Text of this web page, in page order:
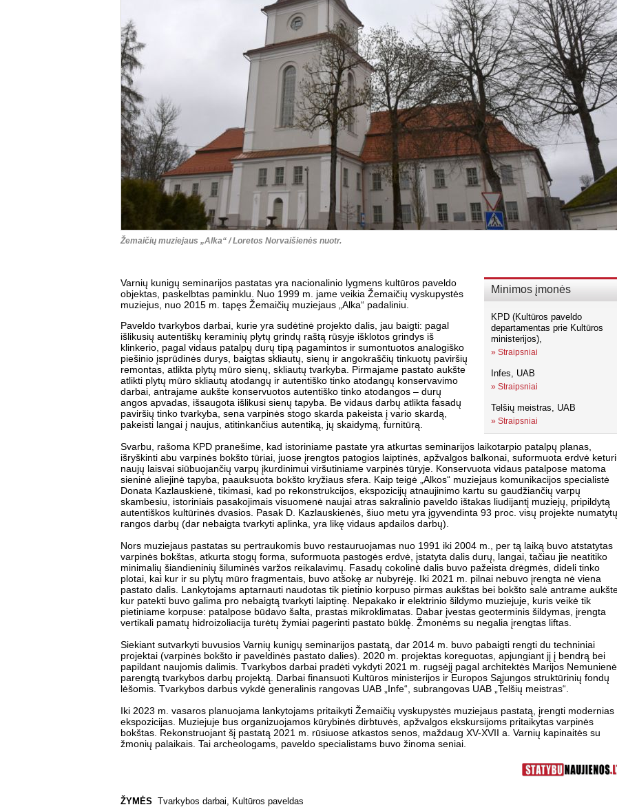
Žemaičių muziejaus „Alka“ / Loretos Norvaišienės nuotr.
Minimos įmonės
KPD (Kultūros paveldo
departamentas prie Kultūros
ministerijos),
» Straipsniai
Infes, UAB
» Straipsniai
Telšių meistras, UAB
» Straipsniai
Varnių kunigų seminarijos pastatas yra nacionalinio lygmens kultūros paveldo
objektas, paskelbtas paminklu. Nuo 1999 m. jame veikia Žemaičių vyskupystės
muziejus, nuo 2015 m. tapęs Žemaičių muziejaus „Alka“ padaliniu.
Paveldo tvarkybos darbai, kurie yra sudėtinė projekto dalis, jau baigti: pagal
išlikusių autentiškų keraminių plytų grindų raštą rūsyje išklotos grindys iš
klinkerio, pagal vidaus patalpų durų tipą pagamintos ir sumontuotos analogiško
piešinio įsprūdinės durys, baigtas skliautų, sienų ir angokraščių tinkuotų paviršių
remontas, atlikta plytų mūro sienų, skliautų tvarkyba. Pirmajame pastato aukšte
atlikti plytų mūro skliautų atodangų ir autentiško tinko atodangų konservavimo
darbai, antrajame aukšte konservuotos autentiško tinko atodangos – durų
angos apvadas, išsaugota išlikusi sienų tapyba. Be vidaus darbų atlikta fasadų
paviršių tinko tvarkyba, sena varpinės stogo skarda pakeista į vario skardą,
pakeisti langai į naujus, atitinkančius autentiką, jų skaidymą, furnitūrą.
Svarbu, rašoma KPD pranešime, kad istoriniame pastate yra atkurtas seminarijos laikotarpio patalpų planas,
išryškinti abu varpinės bokšto tūriai, juose įrengtos patogios laiptinės, apžvalgos balkonai, suformuota erdvė
naujų laisvai siūbuojančių varpų įkurdinimui viršutiniame varpinės tūryje. Konservuota vidaus patalpose matoma
sieninė aliejinė tapyba, paauksuota bokšto kryžiaus sfera. Kaip teigė „Alkos“ muziejaus komunikacijos specialistė
Donata Kazlauskienė, tikimasi, kad po rekonstrukcijos, ekspozicijų atnaujinimo kartu su gaudžiančių varpų
skambesiu, istoriniais pasakojimais visuomenė naujai atras sakralinio paveldo ištakas liudijantį muziejų, pripildytą
autentiškos kultūrinės dvasios. Pasak D. Kazlauskienės, šiuo metu yra įgyvendinta 93 proc. visų projekte numatytų
rangos darbų (dar nebaigta tvarkyti aplinka, yra likę vidaus apdailos darbų).
Nors muziejaus pastatas su pertraukomis buvo restauruojamas nuo 1991 iki 2004 m., per tą laiką buvo atstatytas
varpinės bokštas, atkurta stogų forma, suformuota pastogės erdvė, įstatyta dalis durų, langai, tačiau jie neatitiko
minimalių šiandieninių šiluminės varžos reikalavimų. Fasadų cokolinė dalis buvo pažeista drėgmės, dideli tinko
plotai, kai kur ir su plytų mūro fragmentais, buvo atšokę ar nubyrėję. Iki 2021 m. pilnai nebuvo įrengta nė viena
pastato dalis. Lankytojams aptarnauti naudotas tik pietinio korpuso pirmas aukštas bei bokšto salė antrame
kur patekti buvo galima pro nebaigtą tvarkyti laiptinę. Nepakako ir elektrinio šildymo muziejuje, kuris veikė tik
pietiniame korpuse: patalpose būdavo šalta, prastas mikroklimatas. Dabar įvestas geoterminis šildymas, įrengta
vertikali pamatų hidroizoliacija turėtų žymiai pagerinti pastato būklę. Žmonėms su negalia įrengtas liftas.
Siekiant sutvarkyti buvusios Varnių kunigų seminarijos pastatą, dar 2014 m. buvo pabaigti rengti du techniniai
projektai (varpinės bokšto ir paveldinės pastato dalies). 2020 m. projektas koreguotas, apjungiant jį į bendrą bei
papildant naujomis dalimis. Tvarkybos darbai pradėti vykdyti 2021 m. rugsėjį pagal architektės Marijos
parengtą tvarkybos darbų projektą. Darbai finansuoti Kultūros ministerijos ir Europos Sąjungos struktūrinių fondų
lėšomis. Tvarkybos darbus vykdė generalinis rangovas UAB „Infe“, subrangovas UAB „Telšių meistras“.
Iki 2023 m. vasaros planuojama lankytojams pritaikyti Žemaičių vyskupystės muziejaus pastatą, įrengti modernias
ekspozicijas. Muziejuje bus organizuojamos kūrybinės dirbtuvės, apžvalgos ekskursijoms pritaikytas varpinės
bokštas. Rekonstruojant šį pastatą 2021 m. rūsiuose atkastos senos, maždaug XV-XVII a. Varnių kapinaitės su
žmonių palaikais. Tai archeologams, paveldo specialistams buvo žinoma seniai.
ŽYMĖS Tvarkybos darbai, Kultūros paveldas